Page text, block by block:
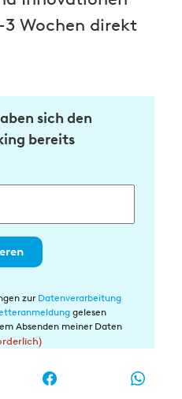
Wochen direkt
sich den
bereits
zur Datenverarbeitung
gelesen
Absenden meiner Daten